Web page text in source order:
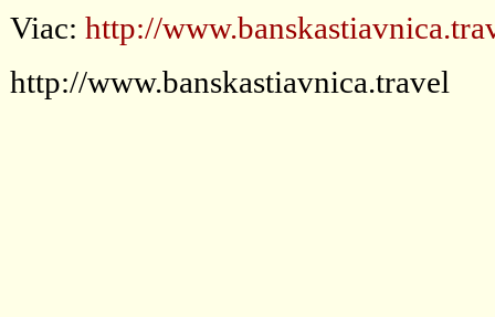
Viac: http://
http://www.banskastiavnica.travel